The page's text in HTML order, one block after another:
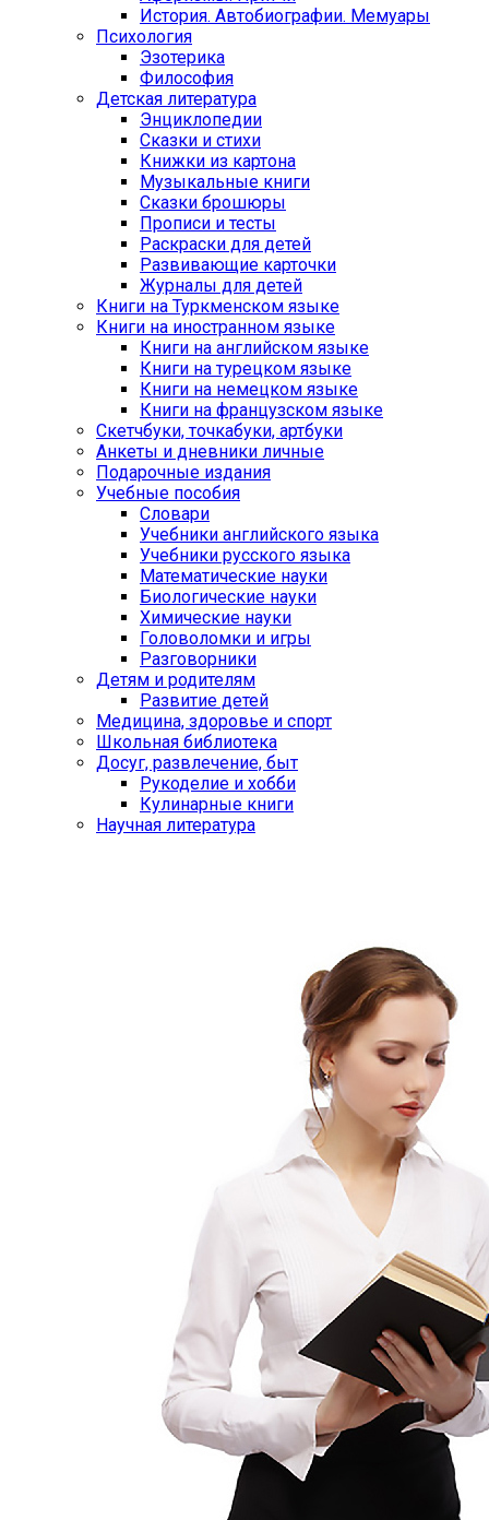
История. Автобиографии. Мемуары
Психология
Эзотерика
Философия
Детская литература
Энциклопедии
Сказки и стихи
Книжки из картона
Музыкальные книги
Сказки брошюры
Прописи и тесты
Раскраски для детей
Развивающие карточки
Журналы для детей
Книги на Туркменском языке
Книги на иностранном языке
Книги на английском языке
Книги на турецком языке
Книги на немецком языке
Книги на французском языке
Cкетчбуки, точкабуки, артбуки
Анкеты и дневники личные
Подарочные издания
Учебные пособия
Словари
Учебники английского языка
Учебники русского языка
Математические науки
Биологические науки
Химические науки
Головоломки и игры
Разговорники
Детям и родителям
Развитие детей
Медицина, здоровье и спорт
Школьная библиотека
Досуг, развлечение, быт
Рукоделие и хобби
Кулинарные книги
Научная литература